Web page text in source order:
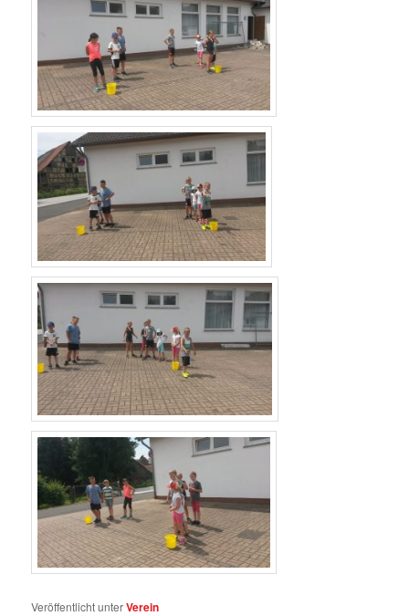
Veröffentlicht unterVerein